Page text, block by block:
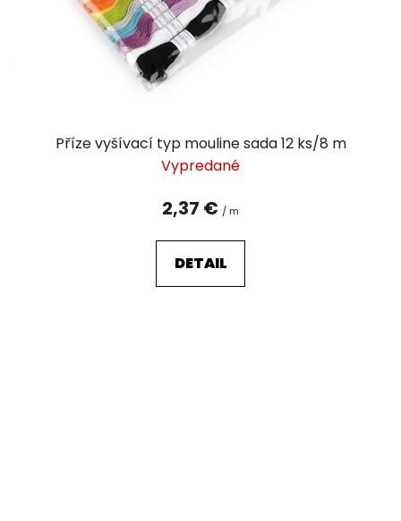
Příze vyšívací typ mouline sada 12 ks/8 m
Vypredané
2,37 € / m
DETAIL